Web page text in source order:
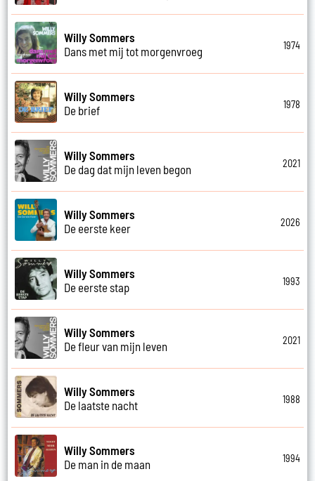
Willy Sommers
Dans met mij tot morgenvroeg
1974
Willy Sommers
De brief
1978
Willy Sommers
De dag dat mijn leven begon
2021
Willy Sommers
De eerste keer
2026
Willy Sommers
De eerste stap
1993
Willy Sommers
De fleur van mijn leven
2021
Willy Sommers
De laatste nacht
1988
Willy Sommers
De man in de maan
1994